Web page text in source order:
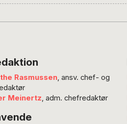
men den er helt rigtig til
Rasmussen, ansv. chef- og
Meinertz, adm. chefredaktør